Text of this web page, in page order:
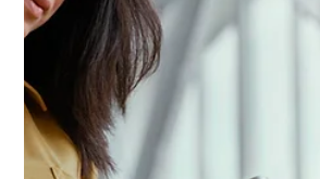
Equipe Asten
4 de ago. de 2025
Atualização no Asten
Transforme a gestão